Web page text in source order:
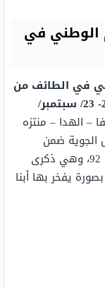
الوطني في
في الطائف من
المقرر أن يكون يوم الخميس والجمعة 22- 23/ سبتمبر/
– الهدا – منتزه
الجوية ضمن
فعاليات إحياء ذكرى اليوم الوطني السعودي 92، وهي ذكرى
يفخر بها أبنا